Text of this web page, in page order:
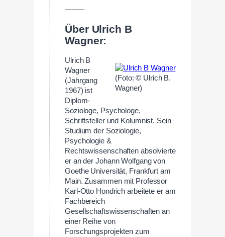
——–
Über Ulrich B
Wagner:
(Foto: © Ulrich B.
Wagner)
Ulrich B
Wagner
(Jahrgang
1967) ist
Diplom-
Soziologe, Psychologe,
Schriftsteller und Kolumnist. Sein
Studium der Soziologie,
Psychologie &
Rechtswissenschaften absolvierte
er an der Johann Wolfgang von
Goethe Universität, Frankfurt am
Main. Zusammen mit Professor
Karl-Otto Hondrich arbeitete er am
Fachbereich
Gesellschaftswissenschaften an
einer Reihe von
Forschungsprojekten zum